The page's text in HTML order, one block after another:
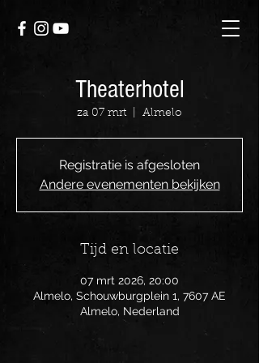
Theaterhotel
za 07 mrt
  |
Almelo
Registratie is afgesloten
Andere evenementen bekijken
Tijd en locatie
07 mrt 2026, 20:00
Almelo, Schouwburgplein 1, 7607 AE
Almelo, Nederland